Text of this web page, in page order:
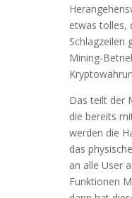
etwas tolles,
Schlagzeilen
Mining-
Das teilt der
die bereits
werden die
das
an alle User
Funktionen